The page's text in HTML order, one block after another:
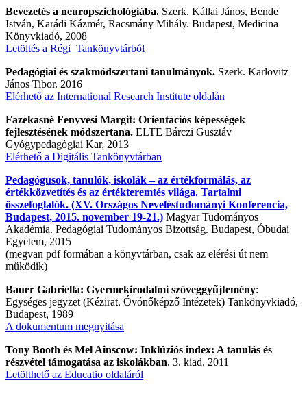
Bevezetés a neuropszichológiába. Szerk. Kállai János, Bende
István, Karádi Kázmér, Racsmány Mihály. Budapest, Medicina
Könyvkiadó, 2008
Letöltés a Régi Tankönyvtárból
Pedagógiai és szakmódszertani tanulmányok. Szerk. Karlovitz
János Tibor. 2016
Elérhető az International Research Institute oldalán
Fazekasné Fenyvesi Margit: Orientációs képességek
fejlesztésének módszertana. ELTE Bárczi Gusztáv
Gyógypedagógiai Kar, 2013
Elérhető a Digitális Tankönyvtárban
Pedagógusok, tanulók, iskolák – az értékformálás, az
értékközvetítés és az értékteremtés világa. Tartalmi
összefoglalók. (XV. Országos Neveléstudományi Konferencia,
Budapest, 2015. november 19-21.) Magyar Tudományos
Akadémia. Pedagógiai Tudományos Bizottság. Budapest, Óbudai
Egyetem, 2015
(megvan pdf formában a könyvtárban, csak az elérési út nem
működik)
Bauer Gabriella: Gyermekirodalmi szöveggyűjtemény:
Egységes jegyzet (Kézirat. Óvónőképző Intézetek) Tankönyvkiadó,
Budapest, 1989
A dokumentum megnyitása
Tony Booth és Mel Ainscow: Inklúziós index: A tanulás és
részvétel támogatása az iskolákban. 3. kiad. 2011
Letölthető az Educatio oldaláról